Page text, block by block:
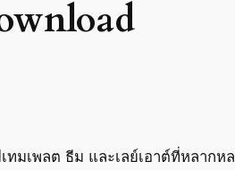
มเพลต ธีม และเลย์เอาต์ที่หลาก